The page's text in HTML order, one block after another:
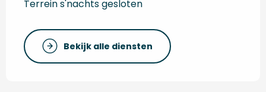
Terrein s'nachts gesloten
Bekijk alle diensten